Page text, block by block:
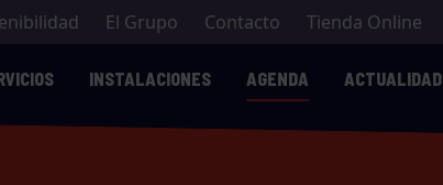
El Grupo Contacto Tienda Online
INSTALACIONES AGENDA ACTUALIDAD